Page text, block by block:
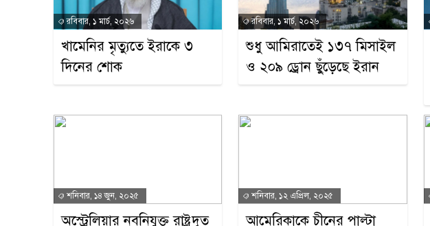
রবিবার, ১ মার্চ, ২০২৬
খামেনির মৃত্যুতে ইরাকে ৩
দিনের শোক
রবিবার, ১ মার্চ, ২০২৬
শুধু আমিরাতেই ১৩৭ মিসাইল
ও ২০৯ ড্রোন ছুঁড়েছে ইরান
শনিবার, ১৪ জুন, ২০২৫
অস্ট্রেলিয়ার নবনিযুক্ত রাষ্ট্রদূত
শনিবার, ১২ এপ্রিল, ২০২৫
আমেরিকাকে চীনের পাল্টা